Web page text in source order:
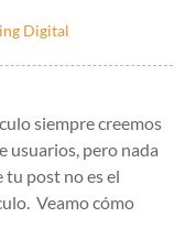
Digital
siempre creemos
usuarios, pero nada
tu post no es el
Veamo cómo